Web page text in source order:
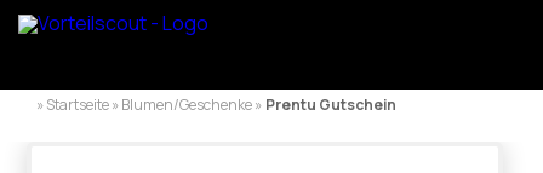
» Startseite » Blumen/Geschenke » Prentu Gutschein